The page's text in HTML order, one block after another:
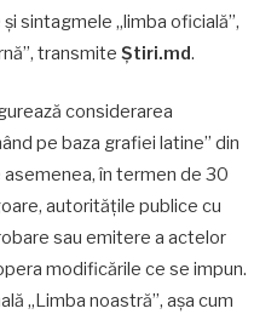
sintagmele „limba oficială”,
transmite Știri.md.
considerarea
pe baza grafiei latine” din
în termen de 30
autoritățile publice cu
sau emitere a actelor
modificările ce se impun.
„Limba noastră”, așa cum